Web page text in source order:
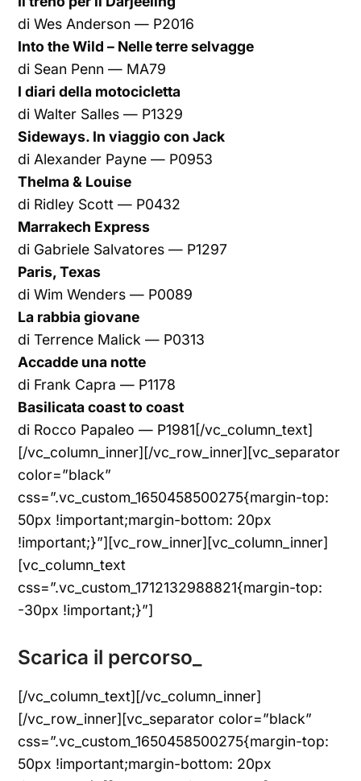
di Wes Anderson — P2016
Into the Wild – Nelle terre selvagge
di Sean Penn — MA79
I diari della motocicletta
di Walter Salles — P1329
Sideways. In viaggio con Jack
di Alexander Payne — P0953
Thelma & Louise
di Ridley Scott — P0432
Marrakech Express
di Gabriele Salvatores — P1297
Paris, Texas
di Wim Wenders — P0089
La rabbia giovane
di Terrence Malick — P0313
Accadde una notte
di Frank Capra — P1178
Basilicata coast to coast
di Rocco Papaleo — P1981[/vc_column_text]
[/vc_column_inner][/vc_row_inner][vc_separator
color=”black”
css=”.vc_custom_1650458500275{margin-top:
50px !important;margin-bottom: 20px
!important;}”][vc_row_inner][vc_column_inner]
[vc_column_text
css=”.vc_custom_1712132988821{margin-top:
-30px !important;}”]
Scarica il percorso_
[/vc_column_text][/vc_column_inner]
[/vc_row_inner][vc_separator color=”black”
css=”.vc_custom_1650458500275{margin-top:
50px !important;margin-bottom: 20px